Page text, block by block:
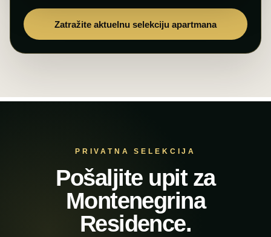
Zatražite aktuelnu selekciju apartmana
PRIVATNA SELEKCIJA
Pošaljite upit za
Montenegrina
Residence.